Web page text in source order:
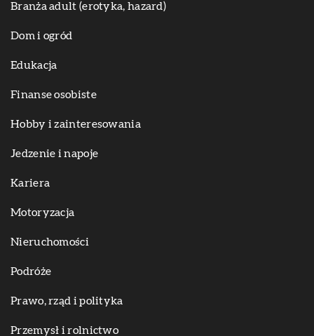
Branża adult (erotyka, hazard)
Dom i ogród
Edukacja
Finanse osobiste
Hobby i zainteresowania
Jedzenie i napoje
Kariera
Motoryzacja
Nieruchomości
Podróże
Prawo, rząd i polityka
Przemysł i rolnictwo